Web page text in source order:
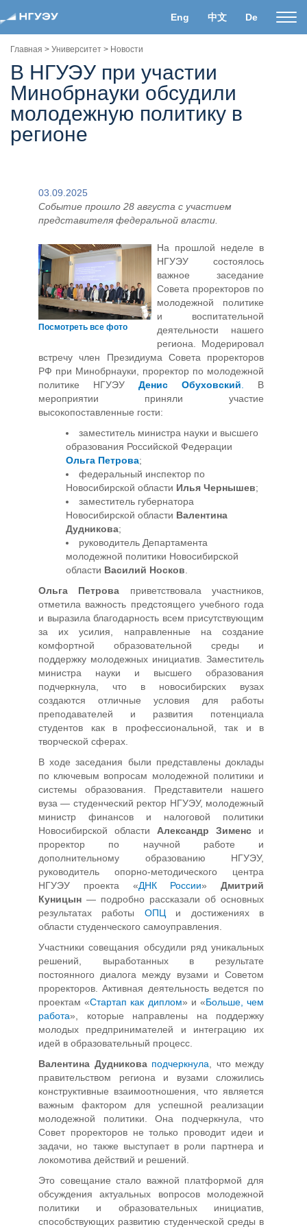
Eng 中文 De
Главная > Университет > Новости
В НГУЭУ при участии
Минобрнауки обсудили
молодежную политику в
регионе
03.09.2025
Событие прошло 28 августа с участием
представителя федеральной власти.
Посмотреть все фото
На прошлой неделе в
НГУЭУ состоялось
важное заседание
Совета проректоров по
молодежной политике
и воспитательной
деятельности нашего
региона. Модерировал
встречу член Президиума Совета проректоров
РФ при Минобрнауки, проректор по молодежной
политике НГУЭУ Денис Обуховский
В
мероприятии приняли участие
высокопоставленные гости:
заместитель министра науки и высшего
образования Российской Федерации
Ольга Петрова;
федеральный инспектор по
Новосибирской области Илья Чернышев;
заместитель губернатора
Новосибирской области Валентина
Дудникова;
руководитель Департамента
молодежной политики Новосибирской
области Василий Носков
Ольга Петрова приветствовала участников,
отметила важность предстоящего учебного года
и выразила благодарность всем присутствующим
за их усилия, направленные на создание
комфортной образовательной среды и
поддержку молодежных инициатив. Заместитель
министра науки и высшего образования
подчеркнула, что в новосибирских вузах
создаются отличные условия для работы
преподавателей и развития потенциала
студентов как в профессиональной, так и в
творческой сферах.
В ходе заседания были представлены доклады
по ключевым вопросам молодежной политики и
системы образования. Представители нашего
вуза — студенческий ректор НГУЭУ, молодежный
министр финансов и налоговой политики
Новосибирской области Александр Зименс и
проректор по научной работе и
дополнительному образованию НГУЭУ,
руководитель опорно-методического центра
НГУЭУ проекта «ДНК России» Дмитрий
Куницын — подробно рассказали об основных
результатах работы ОПЦ и достижениях в
области студенческого самоуправления.
Участники совещания обсудили ряд уникальных
решений, выработанных в результате
постоянного диалога между вузами и Советом
проректоров. Активная деятельность ведется по
проектам «Стартап как диплом» и «Больше, чем
работа», которые направлены на поддержку
молодых предпринимателей и интеграцию их
идей в образовательный процесс.
Валентина Дудникова подчеркнула , что между
правительством региона и вузами сложились
конструктивные взаимоотношения, что является
важным фактором для успешной реализации
молодежной политики. Она подчеркнула, что
Совет проректоров не только проводит идеи и
задачи, но также выступает в роли партнера и
локомотива действий и решений.
Это совещание стало важной платформой для
обсуждения актуальных вопросов молодежной
политики и образовательных инициатив,
способствующих развитию студенческой среды в